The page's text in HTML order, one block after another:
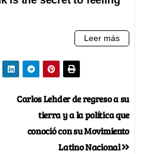
Carlos Lehder de regreso a su
tierra y a la política que
conoció con su Movimiento
Latino Nacional